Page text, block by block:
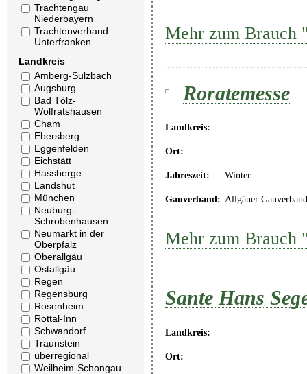
Trachtengau
Niederbayern
Trachtenverband
Unterfranken
Landkreis
Amberg-Sulzbach
Augsburg
Bad Tölz-
Wolfratshausen
Cham
Ebersberg
Eggenfelden
Eichstätt
Hassberge
Landshut
München
Neuburg-
Schrobenhausen
Neumarkt in der
Oberpfalz
Oberallgäu
Ostallgäu
Regen
Regensburg
Rosenheim
Rottal-Inn
Schwandorf
Traunstein
überregional
Weilheim-Schongau
Mehr zum Brauch
Roratemesse
Landkreis:
Ort:
Jahreszeit: Winter
Gauverband: Allgäuer Gauverband
Mehr zum Brauch
Sante Hans
Landkreis:
Ort: